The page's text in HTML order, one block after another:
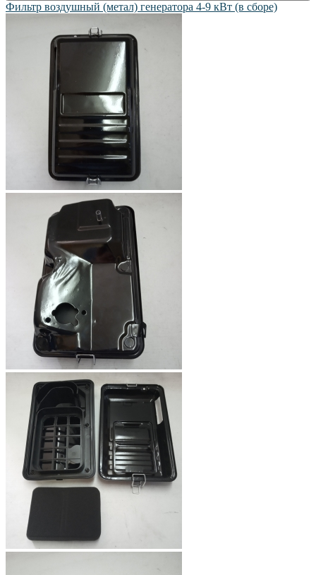
Фильтр воздушный (метал) генератора 4-9 кВт (в сборе)